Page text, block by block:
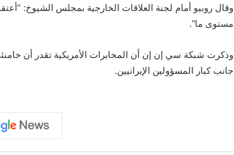
وقال روبيو أمام لجنة العلاقات الخارجية بمجلس الشيوخ:
مستوى ما”.
وذكرت شبكة سي إن إن أن المخابرات الأمريكية تقدر أن
جانب كبار المسؤولين الإيرانيين.